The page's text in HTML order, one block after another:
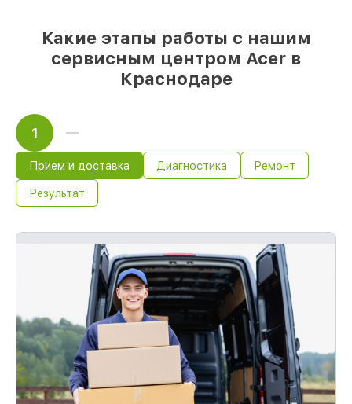
Какие этапы работы с нашим
сервисным центром Acer в
Краснодаре
1
Прием и доставка Диагностика Ремонт
Результат